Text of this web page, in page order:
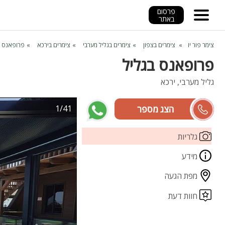
פרסום
באתר
צימר פור יו צימרים בצפון צימרים בגליל מערבי צימרים בירכא פרופאנס
פרופאנס בגליל
גליל מערבי, ירכא
אמג'ד
גלריות
מידע
מפת הגעה
חוות דעת
1/41